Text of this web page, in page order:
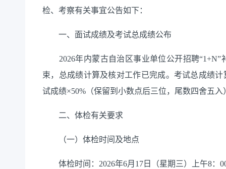
检、考察有关事宜公告如下：
一、面试成绩及考试总成绩公布
2026年内蒙古自治区事业单位公开招聘“1+N”
束，总成绩计算及核对工作已完成。考试总成绩
试成绩×50% （保留到小数点后三位，尾数四舍五入
二、 体检有关要求
（一） 体检时间及地点
体检时间： 2026年6月 17 日（星期 三） 上午8：